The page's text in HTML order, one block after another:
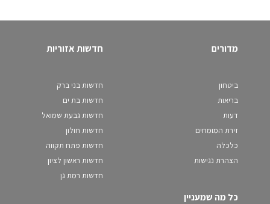
מדורים
ביטחון
בריאות
דעות
זירת המומחים
כלכלה
הצהרת נגישות
חדשות אזוריות
חדשות בני ברק
חדשות בת ים
חדשות גבעת שמואל
חדשות חולון
חדשות פתח תקווה
חדשות ראשון לציון
חדשות רמת גן
כל מה שמעניין